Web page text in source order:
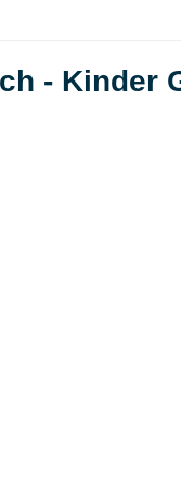
- Kinder